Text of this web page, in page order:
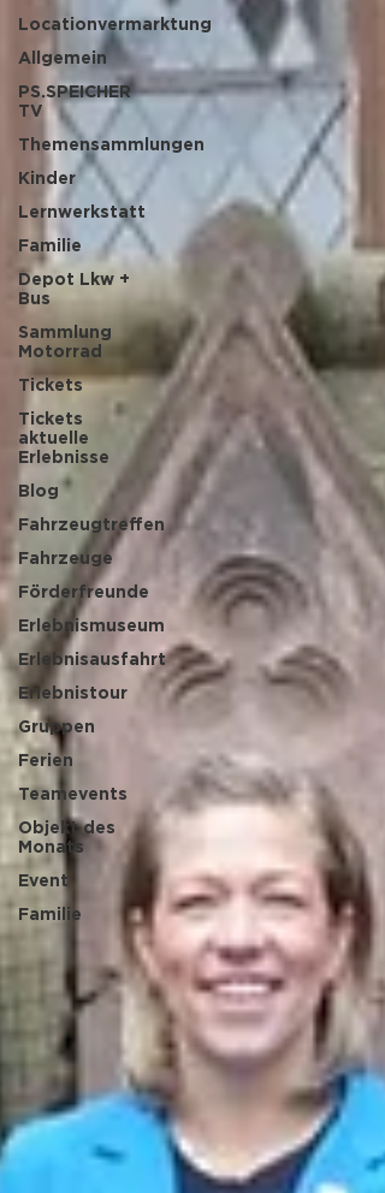
Locationvermarktung
Allgemein
PS.SPEICHER
TV
Themensammlungen
Kinder
Lernwerkstatt
Familie
Depot Lkw +
Bus
Sammlung
Motorrad
Tickets
Tickets
aktuelle
Erlebnisse
Blog
Fahrzeugtreffen
Fahrzeuge
Förderfreunde
Erlebnismuseum
Erlebnisausfahrt
Erlebnistour
Gruppen
Ferien
Teamevents
Objekt des
Monats
Event
Familie